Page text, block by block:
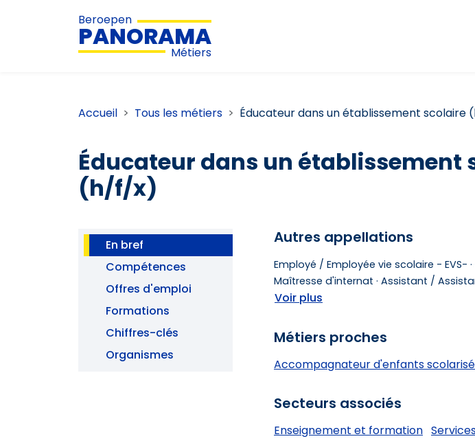
Beroepen
PANORAMA
Métiers
Accueil Tous les métiers Éducateur dans un établissement scolaire
Éducateur dans un établissement
(h/f/x)
En bref
Compétences
Offres d'emploi
Formations
Chiffres-clés
Organismes
Autres appellations
Employé / Employée vie scolaire - EVS- ·
Maîtresse d'internat · Assistant /
Voir plus
Métiers proches
Accompagnateur d'enfants
Secteurs associés
Enseignement et formation